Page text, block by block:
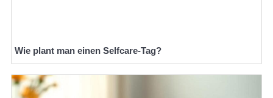
Wie plant man einen Selfcare-Tag?